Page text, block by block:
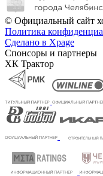
© Официальный сайт
Политика
Сделано в Xpage
Спонсоры и партнеры
ХК Трактор